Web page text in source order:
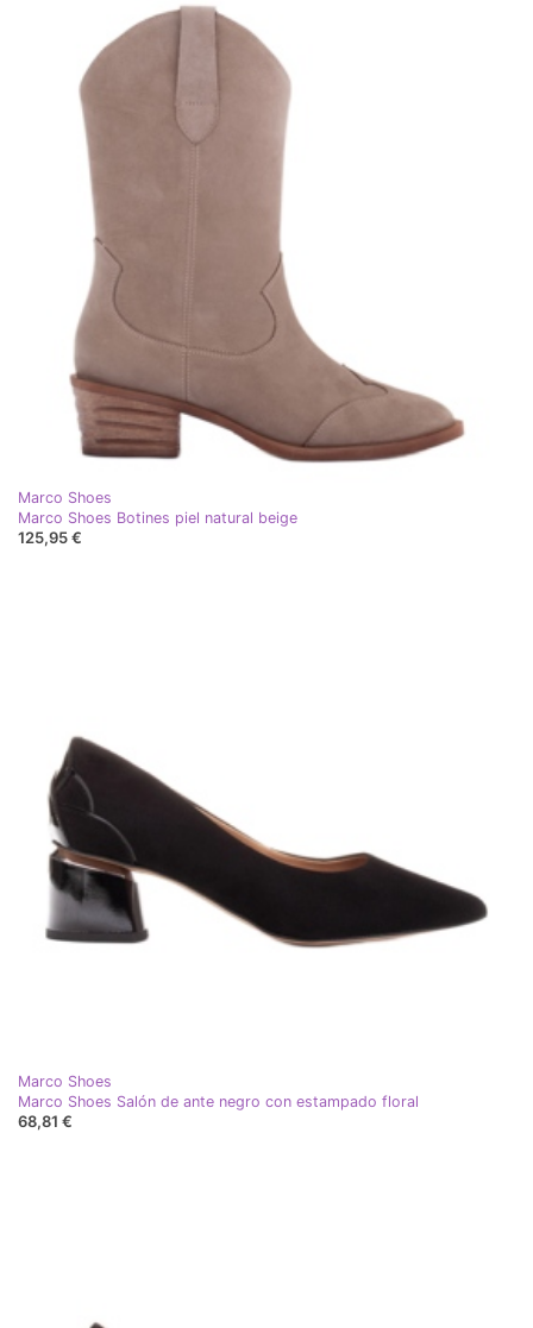
Marco Shoes
Marco Shoes Botines piel natural beige
125,95 €
Marco Shoes
Marco Shoes Salón de ante negro con estampado floral
68,81 €